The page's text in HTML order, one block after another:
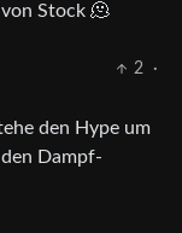
von Stock 🫠
2
·
den Hype um
Dampf-